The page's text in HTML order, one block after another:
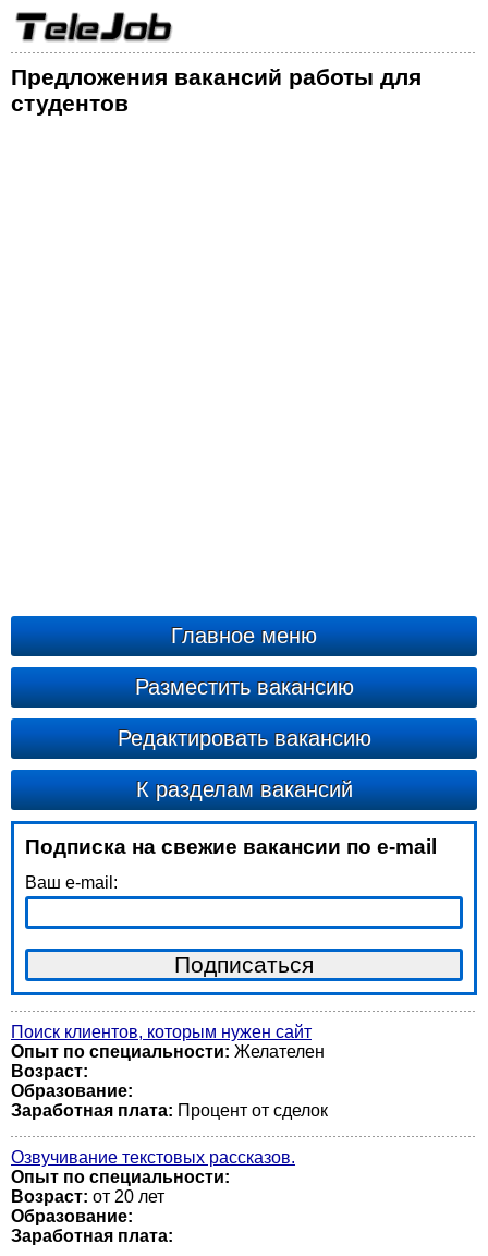
Предложения вакансий работы для
студентов
Главное меню
Разместить вакансию
Редактировать вакансию
К разделам вакансий
Подписка на свежие вакансии по e-mail
Ваш e-mail:
Поиск клиентов, которым нужен сайт
Опыт по специальности: Желателен
Возраст:
Образование:
Заработная плата: Процент от сделок
Озвучивание текстовых рассказов.
Опыт по специальности:
Возраст: от 20 лет
Образование:
Заработная плата: